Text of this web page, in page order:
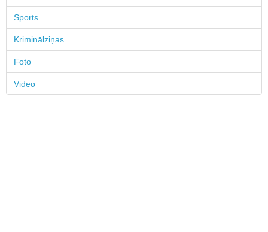
Sports
Kriminālziņas
Foto
Video